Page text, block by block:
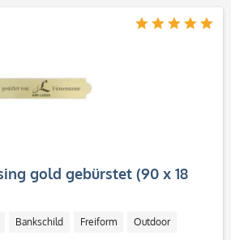
gold gebürstet (90 x 18
Bankschild Freiform Outdoor